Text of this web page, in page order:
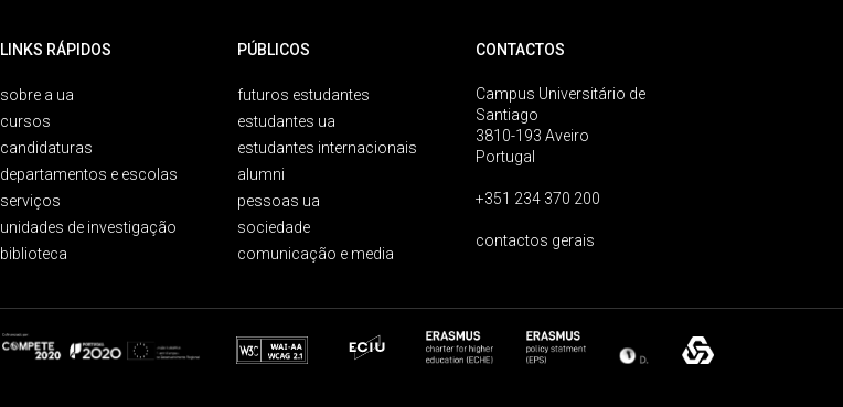
LINKS RÁPIDOS
sobre a ua
cursos
candidaturas
departamentos e escolas
serviços
unidades de investigação
biblioteca
PÚBLICOS
futuros estudantes
estudantes ua
estudantes internacionais
alumni
pessoas ua
sociedade
comunicação e media
CONTACTOS
Campus Universitário de
Santiago
3810-193 Aveiro
Portugal
+351 234 370 200
contactos gerais